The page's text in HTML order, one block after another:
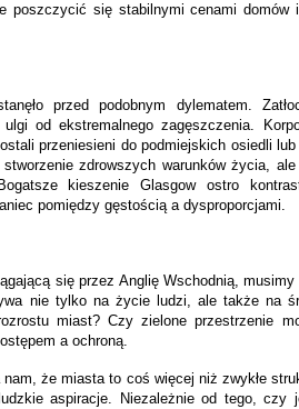
poszczycić się stabilnymi cenami domów
przed podobnym dylematem.
od ekstremalnego zagęszczenia.
przeniesieni do podmiejskich osiedli
zdrowszych warunków życia, ale
kieszenie Glasgow ostro
pomiędzy gęstością a dysproporcjami.
się przez Anglię Wschodnią,
nie tylko na życie ludzi, ale także na
miast? Czy zielone przestrzenie
a ochroną.
że miasta to coś więcej niż zwykłe
aspiracje. Niezależnie od tego, czy